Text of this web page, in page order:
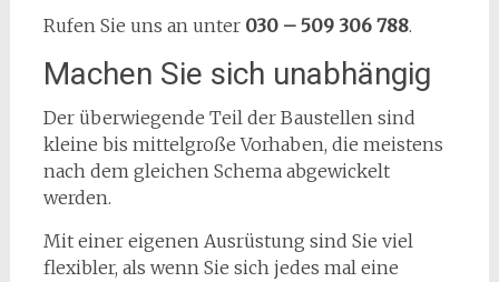
Rufen Sie uns an unter 030 – 509 306 788.
Machen Sie sich unabhängig
Der überwiegende Teil der Baustellen sind
kleine bis mittelgroße Vorhaben, die meistens
nach dem gleichen Schema abgewickelt
werden.
Mit einer eigenen Ausrüstung sind Sie viel
flexibler, als wenn Sie sich jedes mal eine